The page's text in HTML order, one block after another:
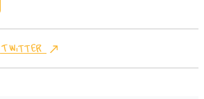
Twitter